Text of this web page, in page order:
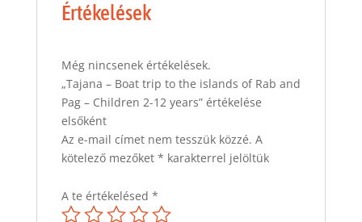
mennyiség
Értékelések
Még nincsenek értékelések.
„Tajana – Boat trip to the islands of Rab and
Pag – Children 2-12 years” értékelése
elsőként
Az e-mail címet nem tesszük közzé. A
kötelező mezőket * karakterrel jelöltük
A te értékelésed *